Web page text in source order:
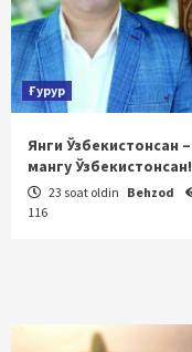
Ғурур
Янги Ўзбекистонсан –
мангу Ўзбекистонсан!
23 soat oldin Behzod
116